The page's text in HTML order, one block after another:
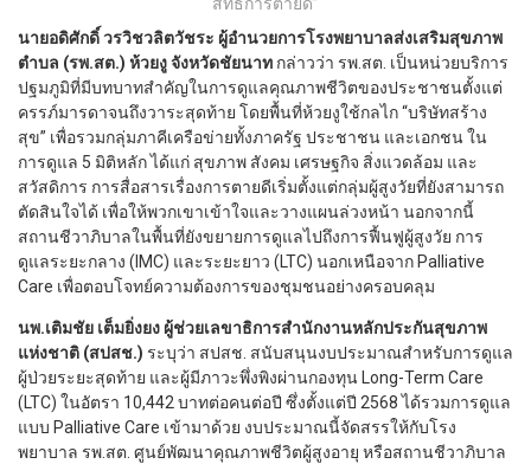
นายอดิศักดิ์ วรวิชวลิตวัชระ ผู้อำนวยการโรงพยาบาลส่งเสริมสุขภาพ
ตำบล (รพ.สต.) ห้วยงู จังหวัดชัยนาท กล่าวว่า รพ.สต. เป็นหน่วยบริการ
ปฐมภูมิที่มีบทบาทสำคัญในการดูแลคุณภาพชีวิตของประชาชนตั้งแต่
ครรภ์มารดาจนถึงวาระสุดท้าย โดยพื้นที่ห้วยงูใช้กลไก “บริษัทสร้าง
สุข” เพื่อรวมกลุ่มภาคีเครือข่ายทั้งภาครัฐ ประชาชน และเอกชน ใน
การดูแล 5 มิติหลัก ได้แก่ สุขภาพ สังคม เศรษฐกิจ สิ่งแวดล้อม และ
สวัสดิการ การสื่อสารเรื่องการตายดีเริ่มตั้งแต่กลุ่มผู้สูงวัยที่ยังสามารถ
ตัดสินใจได้ เพื่อให้พวกเขาเข้าใจและวางแผนล่วงหน้า นอกจากนี้
สถานชีวาภิบาลในพื้นที่ยังขยายการดูแลไปถึงการฟื้นฟูผู้สูงวัย การ
ดูแลระยะกลาง (IMC) และระยะยาว (LTC) นอกเหนือจาก Palliative
Care เพื่อตอบโจทย์ความต้องการของชุมชนอย่างครอบคลุม
นพ.เติมชัย เต็มยิ่งยง ผู้ช่วยเลขาธิการสำนักงานหลักประกันสุขภาพ
แห่งชาติ (สปสช.) ระบุว่า สปสช. สนับสนุนงบประมาณสำหรับการดูแล
ผู้ป่วยระยะสุดท้าย และผู้มีภาวะพึ่งพิงผ่านกองทุน Long-Term Care
(LTC) ในอัตรา 10,442 บาทต่อคนต่อปี ซึ่งตั้งแต่ปี 2568 ได้รวมการดูแล
แบบ Palliative Care เข้ามาด้วย งบประมาณนี้จัดสรรให้กับโรง
พยาบาล รพ.สต. ศูนย์พัฒนาคุณภาพชีวิตผู้สูงอายุ หรือสถานชีวาภิบาล